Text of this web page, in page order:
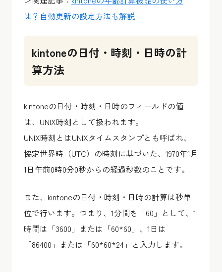
は？自動更新の設定方法も解説
kintoneの日付・時刻・日時の計
算方法
kintoneの日付・時刻・日時のフィールドの値
は、UNIX時刻として扱われます。
UNIX時刻とはUNIXタイムスタンプとも呼ばれ、
協定世界時（UTC）の時刻に基づいた、1970年1月
1日午前0時0分0秒からの経過秒数のことです。
また、kintoneの日付・時刻・日時の計算は秒単
位で行います。つまり、1分間を「60」として、1
時間は「3600」または「60*60」、1日は
「86400」または「60*60*24」と入力します。